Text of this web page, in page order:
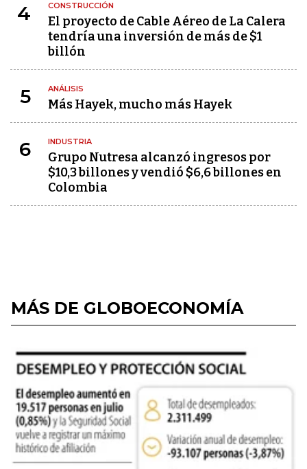
4 CONSTRUCCIÓN
El proyecto de Cable Aéreo de La Calera
tendría una inversión de más de $1
billón
5 ANÁLISIS
Más Hayek, mucho más Hayek
6 INDUSTRIA
Grupo Nutresa alcanzó ingresos por
$10,3 billones y vendió $6,6 billones en
Colombia
MÁS DE GLOBOECONOMÍA